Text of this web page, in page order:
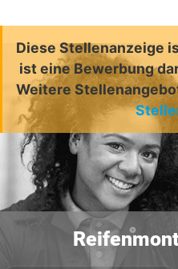
Diese Stellenanzeige
ist eine Bewerbung
Weitere